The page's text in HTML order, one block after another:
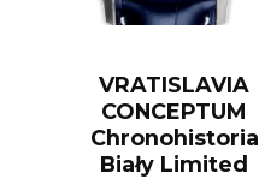
VRATISLAVIA
CONCEPTUM
Chronohistoria
Biały Limited